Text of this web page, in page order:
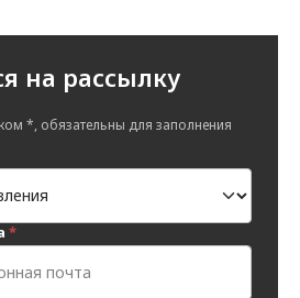
на рассылку
*, обязательны для заполнения
*